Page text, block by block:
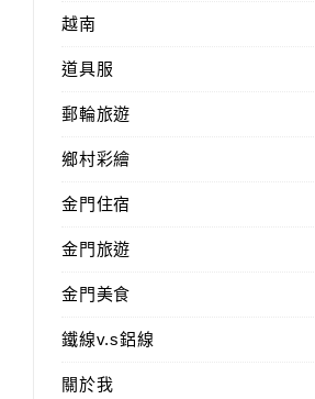
越南
道具服
郵輪旅遊
鄉村彩繪
金門住宿
金門旅遊
金門美食
鐵線v.s鋁線
關於我